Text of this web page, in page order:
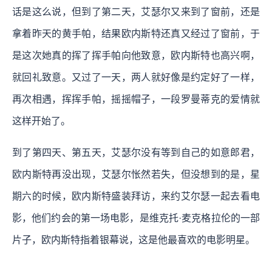
话是这么说，但到了第二天，艾瑟尔又来到了窗前，还是
拿着昨天的黄手帕，结果欧内斯特还真又经过了窗前，于
是这次她真的挥了挥手帕向他致意，欧内斯特也高兴啊，
就回礼致意。又过了一天，两人就好像是约定好了一样，
再次相遇，挥挥手帕，摇摇帽子，一段罗曼蒂克的爱情就
这样开始了。
到了第四天、第五天，艾瑟尔没有等到自己的如意郎君，
欧内斯特再没出现，艾瑟尔怅然若失，但没想到的是，星
期六的时候，欧内斯特盛装拜访，来约艾尔瑟一起去看电
影，他们约会的第一场电影，是维克托·麦克格拉伦的一部
片子，欧内斯特指着银幕说，这是他最喜欢的电影明星。